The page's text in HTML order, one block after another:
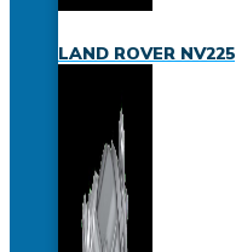
LAND ROVER NV225